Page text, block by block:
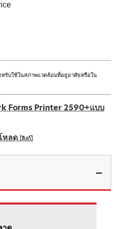
รับใช้ในสภาพแวดล้อมที่อยู่อาศัยหรือใน
Forms Printer 2590+แบบ
หลด [ลิงก์]